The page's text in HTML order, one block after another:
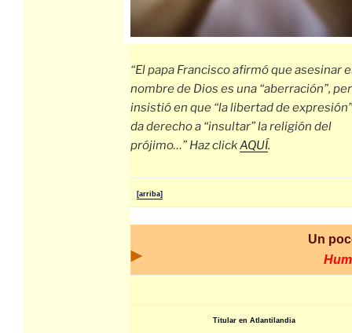
“El papa Francisco afirmó que asesinar
nombre de Dios es una “aberración”,
insistió en que “la libertad de
da derecho a “insultar” la religión del
prójimo…” Haz clickAQUÍ.
[arriba]
Un
Titular en Atlantilandia